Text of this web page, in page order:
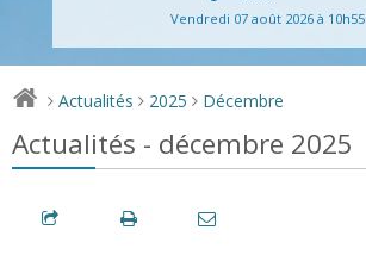
Vendredi 07 août 2026 à 10h55
> Actualités > 2025 > Décembre
Actualités - décembre 2025